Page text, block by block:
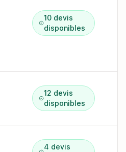
10 devis
disponibles
12 devis
disponibles
4 devis